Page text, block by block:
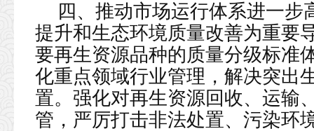
四、推动市场运行体系进一
提升和生态环境质量改善为重要
要再生资源品种的质量分级标准
化重点领域行业管理，解决突出
置。强化对再生资源回收、运输
管，严厉打击非法处置、污染环